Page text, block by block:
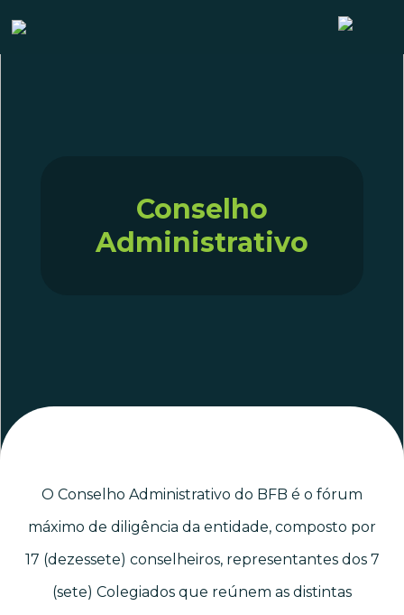
Conselho
Administrativo
O Conselho Administrativo do BFB é o fórum
máximo de diligência da entidade, composto por
17 (dezessete) conselheiros, representantes dos 7
(sete) Colegiados que reúnem as distintas